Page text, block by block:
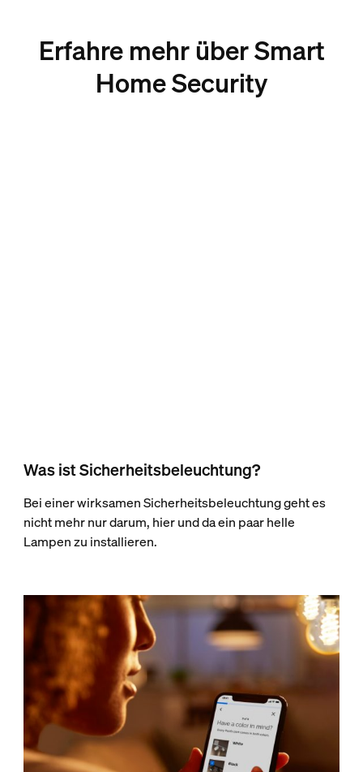
Erfahre mehr über Smart
Home Security
Was ist Sicherheitsbeleuchtung?
Bei einer wirksamen Sicherheitsbeleuchtung geht es
nicht mehr nur darum, hier und da ein paar helle
Lampen zu installieren.